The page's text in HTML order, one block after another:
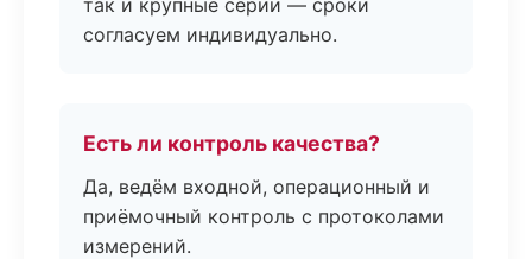
так и крупные серии — сроки
согласуем индивидуально.
Есть ли контроль качества?
Да, ведём входной, операционный и
приёмочный контроль с протоколами
измерений.